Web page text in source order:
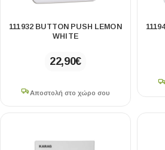
111932 BUTTON PUSH LEMON
WHITE
22,90€
Αποστολή στο χώρο σου